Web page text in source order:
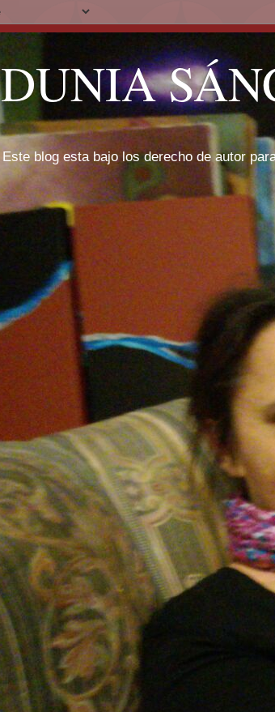
DUNIA
Este blog esta bajo los derecho de autor